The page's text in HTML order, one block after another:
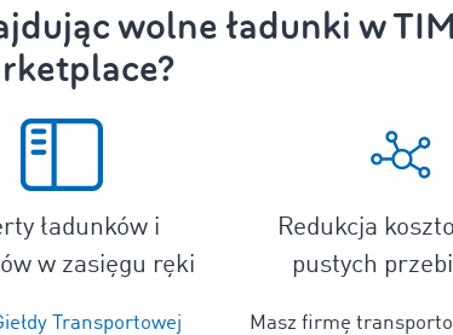
wolne ładunki w
ładunków i
w zasięgu ręki
Transportowej
Redukcja
pustych
Masz firmę